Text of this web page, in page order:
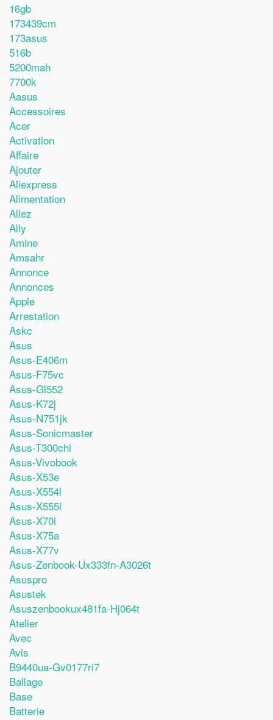
16gb
173439cm
173asus
516b
5200mah
7700k
Aasus
Accessoires
Acer
Activation
Affaire
Ajouter
Aliexpress
Alimentation
Allez
Ally
Amine
Amsahr
Annonce
Annonces
Apple
Arrestation
Askc
Asus
Asus-E406m
Asus-F75vc
Asus-Gl552
Asus-K72j
Asus-N751jk
Asus-Sonicmaster
Asus-T300chi
Asus-Vivobook
Asus-X53e
Asus-X554l
Asus-X555l
Asus-X70i
Asus-X75a
Asus-X77v
Asus-Zenbook-Ux333fn-A3026t
Asuspro
Asustek
Asuszenbookux481fa-Hj064t
Atelier
Avec
Avis
B9440ua-Gv0177ri7
Ballage
Base
Batterie